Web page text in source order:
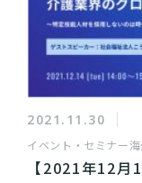
2021.11.30
イベント・セミナー
【2021年12